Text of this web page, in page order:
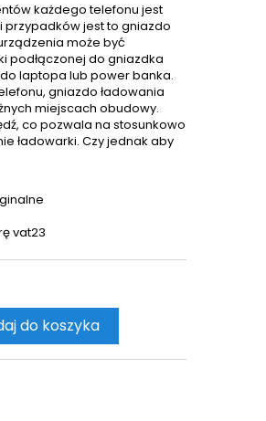
każdego telefonu jest
przypadków jest to gniazdo
może być
podłączonej do gniazdka
laptopa lub power banka.
gniazdo ładowania
miejscach obudowy.
co pozwala na stosunkowo
ładowarki. Czy jednak aby
vat23
do koszyka